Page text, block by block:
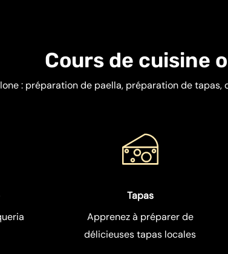
Cours de cuisine
: préparation de paella, préparation de
Tapas
Apprenez à préparer de
délicieuses tapas locales